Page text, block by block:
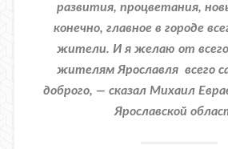
развития, процветания,
конечно, главное в городе
жители. И я желаю от всего
жителям Ярославля всего
доброго, — сказал Михаил
Ярославской